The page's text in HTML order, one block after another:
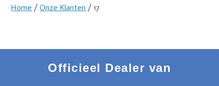
Home /Onze Klanten / 17
Officieel Dealer van